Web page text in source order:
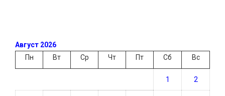
Август 2026
Пн
Вт Ср Чт Пт Сб Вс
1 2